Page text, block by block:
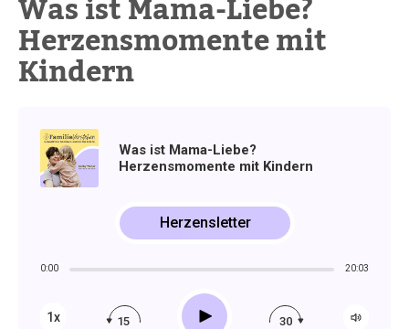
Herzensmomente mit
Kindern
Was ist Mama-Liebe?
Herzensmomente mit Kindern
0:00 20:03
1x 15 Play 30
Herzensletter